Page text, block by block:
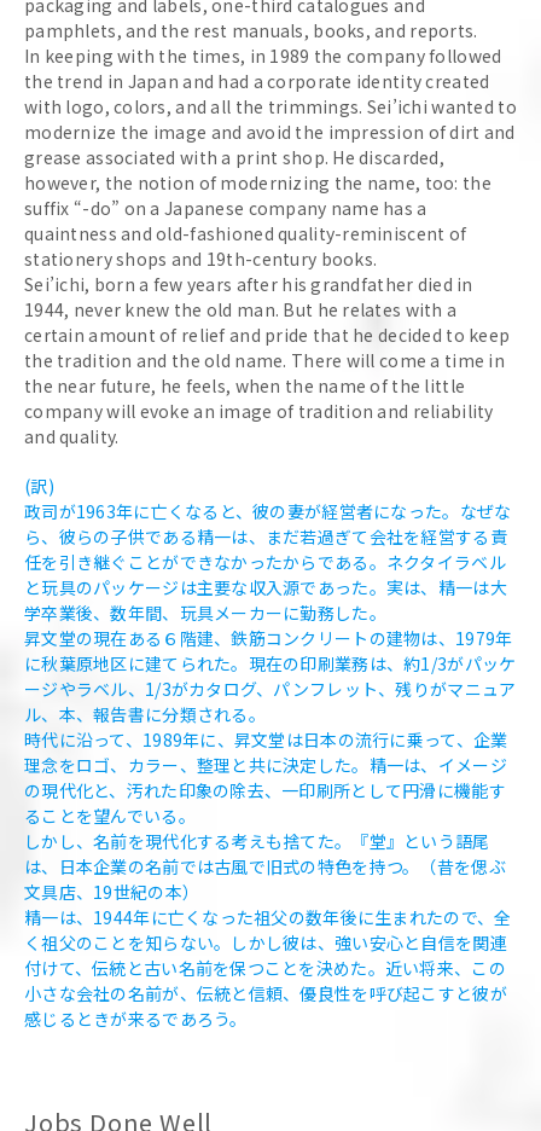
pamphlets, and the rest manuals, books, and reports.
In keeping with the times, in 1989 the company followed
the trend in Japan and had a corporate identity created
with logo, colors, and all the trimmings. Sei’ichi wanted to
modernize the image and avoid the impression of dirt and
grease associated with a print shop. He discarded,
however, the notion of modernizing the name, too: the
suffix “-do” on a Japanese company name has a
quaintness and old-fashioned quality-reminiscent of
stationery shops and 19th-century books.
Sei’ichi, born a few years after his grandfather died in
1944, never knew the old man. But he relates with a
certain amount of relief and pride that he decided to keep
the tradition and the old name. There will come a time in
the near future, he feels, when the name of the little
company will evoke an image of tradition and reliability
and quality.
(訳)
政司が1963年に亡くなると、彼の妻が経営者になった。なぜな
ら、彼らの子供である精一は、まだ若過ぎて会社を経営する責
任を引き継ぐことができなかったからである。ネクタイラベル
と玩具のパッケージは主要な収入源であった。実は、精一は大
学卒業後、数年間、玩具メーカーに勤務した。
昇文堂の現在ある６階建、鉄筋コンクリートの建物は、1979年
に秋葉原地区に建てられた。現在の印刷業務は、約1/3がパッケ
ージやラベル、1/3がカタログ、パンフレット、残りがマニュア
ル、本、報告書に分類される。
時代に沿って、1989年に、昇文堂は日本の流行に乗って、企業
理念をロゴ、カラー、整理と共に決定した。精一は、イメージ
の現代化と、汚れた印象の除去、一印刷所として円滑に機能す
ることを望んでいる。
しかし、名前を現代化する考えも捨てた。『堂』という語尾
は、日本企業の名前では古風で旧式の特色を持つ。（昔を偲ぶ
文具店、19世紀の本）
精一は、1944年に亡くなった祖父の数年後に生まれたので、全
く祖父のことを知らない。しかし彼は、強い安心と自信を関連
付けて、伝統と古い名前を保つことを決めた。近い将来、この
小さな会社の名前が、伝統と信頼、優良性を呼び起こすと彼が
感じるときが来るであろう。
Jobs Done Well